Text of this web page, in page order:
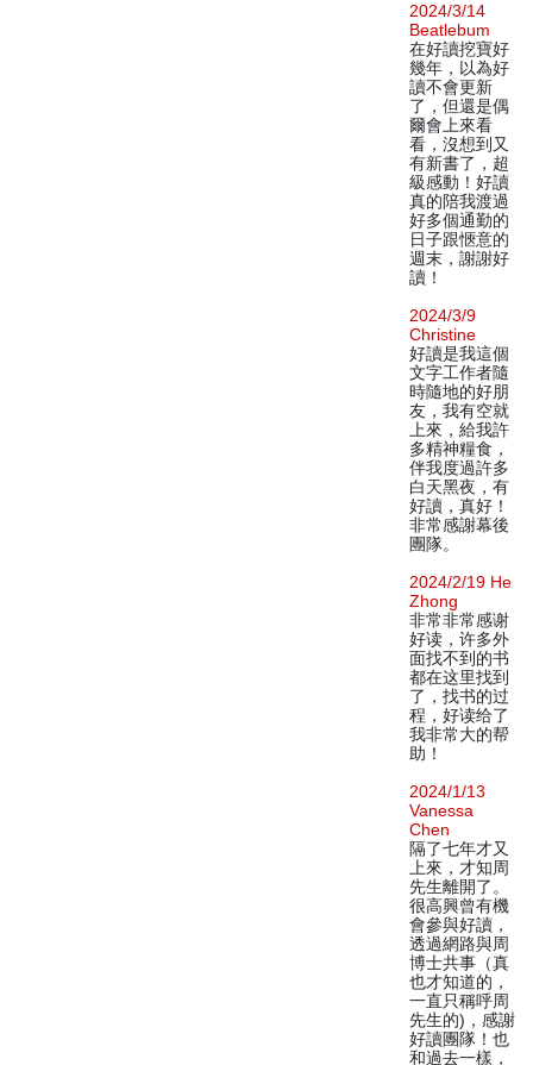
2024/3/14
Beatlebum
在好讀挖寶好
幾年，以為好
讀不會更新
了，但還是偶
爾會上來看
看，沒想到又
有新書了，超
級感動！好讀
真的陪我渡過
好多個通勤的
日子跟愜意的
週末，謝謝好
讀！
2024/3/9
Christine
好讀是我這個
文字工作者隨
時隨地的好朋
友，我有空就
上來，給我許
多精神糧食，
伴我度過許多
白天黑夜，有
好讀，真好！
非常感謝幕後
團隊。
2024/2/19 He
Zhong
非常非常感谢
好读，许多外
面找不到的书
都在这里找到
了，找书的过
程，好读给了
我非常大的帮
助！
2024/1/13
Vanessa
Chen
隔了七年才又
上來，才知周
先生離開了。
很高興曾有機
會參與好讀，
透過網路與周
博士共事（真
也才知道的，
一直只稱呼周
先生的)，感謝
好讀團隊！也
和過去一樣，